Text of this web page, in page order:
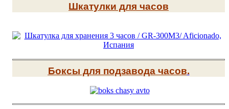
Шкатулки для часов
Боксы для подзавода часов.